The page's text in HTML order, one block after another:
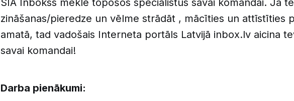
zināšanas/pieredze un vēlme strādāt , mācīties un attīstīties
amatā, tad vadošais Interneta portāls Latvijā inbox.lv aicina
savai komandai!
Darba pienākumi: